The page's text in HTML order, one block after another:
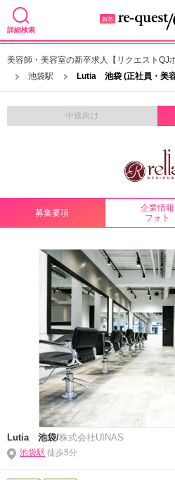
詳細検索
美容師・美容室の新卒求人【リクエストQJ
池袋駅
Lutia 池袋 (正社員・美
中途向け
募集要項
企業情報
フォト
Lutia 池袋/株式会社UINAS
池袋駅 徒歩5分